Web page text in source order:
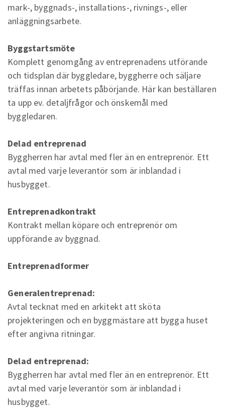
mark-, byggnads-, installations-, rivnings-, eller
anläggningsarbete.
Byggstartsmöte
Komplett genomgång av entreprenadens utförande
och tidsplan där byggledare, byggherre och säljare
träffas innan arbetets påbörjande. Här kan beställaren
ta upp ev. detaljfrågor och önskemål med
byggledaren.
Delad entreprenad
Byggherren har avtal med fler än en entreprenör. Ett
avtal med varje leverantör som är inblandad i
husbygget.
Entreprenadkontrakt
Kontrakt mellan köpare och entreprenör om
uppförande av byggnad.
Entreprenadformer
Generalentreprenad:
Avtal tecknat med en arkitekt att sköta
projekteringen och en byggmästare att bygga huset
efter angivna ritningar.
Delad entreprenad:
Byggherren har avtal med fler än en entreprenör. Ett
avtal med varje leverantör som är inblandad i
husbygget.